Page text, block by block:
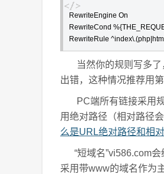
RewriteEngine On
RewriteCond
RewriteRule
当然你的规则写多了
出错，这种情况推荐用
PC端所有链接采用规
用绝对路径（相对路径
么是URL绝对路径和相
“短域名”vi586.com会
采用带www的域名作为